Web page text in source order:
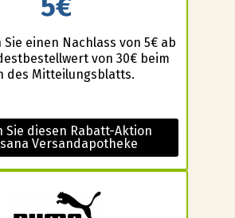
Sie einen Nachlass von 5€ ab
von 30€ beim
des Mitteilungsblatts.
Sie diesen Rabatt-Aktion
Versandapotheke